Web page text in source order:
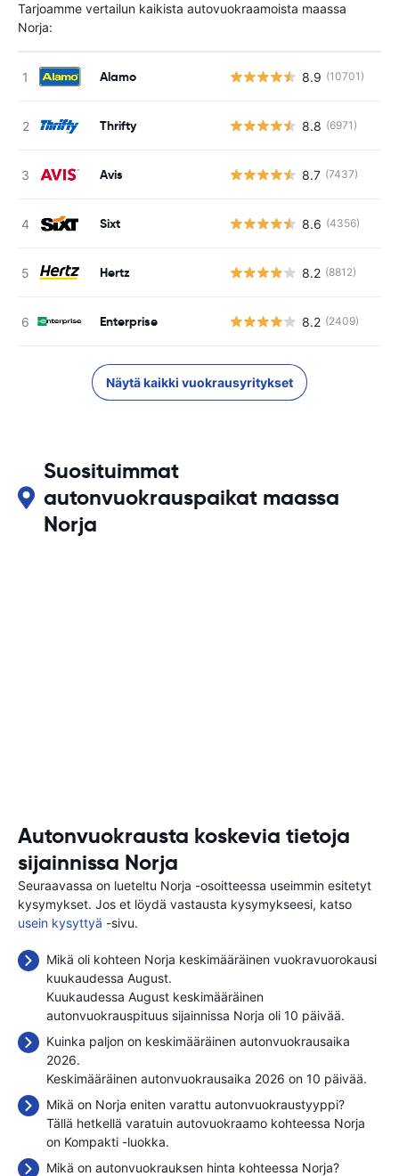
Tarjoamme vertailun kaikista autovuokraamoista maassa
Norja:
Alamo 8.9 (10701)
Thrifty 8.8 (6971)
Avis 8.7 (7437)
Sixt 8.6 (4356)
Hertz 8.2 (8812)
Enterprise 8.2 (2409)
Näytä kaikki vuokrausyritykset
Suosituimmat
autonvuokrauspaikat maassa
Norja
Autonvuokrausta koskevia tietoja
sijainnissa Norja
Seuraavassa on lueteltu Norja -osoitteessa useimmin esitetyt
kysymykset. Jos et löydä vastausta kysymykseesi, katso
usein kysyttyä -sivu.
Mikä oli kohteen Norja keskimääräinen vuokravuorokausi
kuukaudessa August.
Kuukaudessa August keskimääräinen
autonvuokrauspituus sijainnissa Norja oli 10 päivää.
Kuinka paljon on keskimääräinen autonvuokrausaika
2026.
Keskimääräinen autonvuokrausaika 2026 on 10 päivää.
Mikä on Norja eniten varattu autonvuokraustyyppi?
Tällä hetkellä varatuin autovuokraamo kohteessa Norja
on Kompakti -luokka.
Mikä on autonvuokrauksen hinta kohteessa Norja?